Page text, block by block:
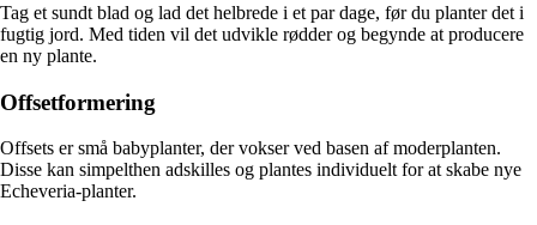
Tag et sundt blad og lad det helbrede i et par dage, før du planter det i
fugtig jord. Med tiden vil det udvikle rødder og begynde at producere
en ny plante.
Offsetformering
Offsets er små babyplanter, der vokser ved basen af moderplanten.
Disse kan simpelthen adskilles og plantes individuelt for at skabe nye
Echeveria-planter.